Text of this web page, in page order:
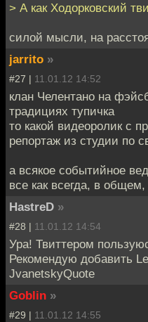
> А как Ходорковский
силой мысли, на
jarrito »
#27 | 11.01.12 14:52
клан Челентано на
традициях тупичка
то какой видеоролик с
репортаж из студии по
а всякое событийное
все как всегда, в
HastreD »
#28 | 11.01.12 14:54
Ура! Твиттером
Рекомендую добавить
JvanetskyQuote
Goblin »
#29 | 11.01.12 14:55